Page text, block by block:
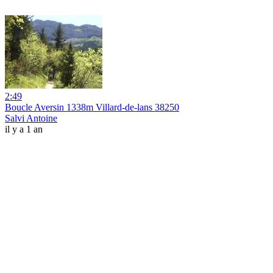
2:49
Boucle Aversin 1338m Villard-de-lans 38250
Salvi Antoine
il y a 1 an